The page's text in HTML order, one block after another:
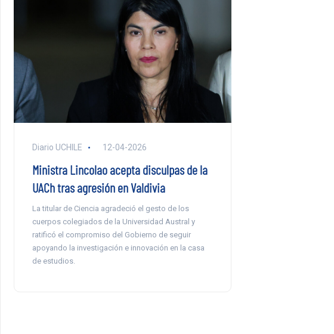
Diario UCHILE 12-04-2026
Ministra Lincolao acepta disculpas de la
UACh tras agresión en Valdivia
La titular de Ciencia agradeció el gesto de los
cuerpos colegiados de la Universidad Austral y
ratificó el compromiso del Gobierno de seguir
apoyando la investigación e innovación en la casa
de estudios.